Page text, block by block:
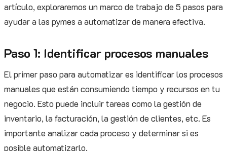
artículo, exploraremos un marco de trabajo de 5 pasos para
ayudar a las pymes a automatizar de manera efectiva.
Paso 1: Identificar procesos manuales
El primer paso para automatizar es identificar los procesos
manuales que están consumiendo tiempo y recursos en tu
negocio. Esto puede incluir tareas como la gestión de
inventario, la facturación, la gestión de clientes, etc. Es
importante analizar cada proceso y determinar si es
posible automatizarlo.